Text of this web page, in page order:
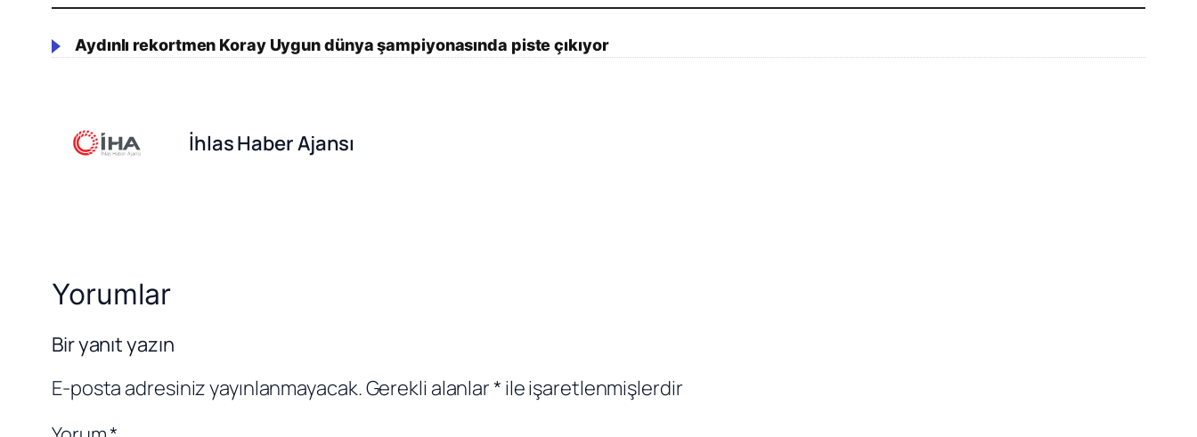
Aydınlı rekortmen Koray Uygun dünya şampiyonasında piste çıkıyor
İhlas Haber Ajansı
Yorumlar
Bir yanıt yazın
E-posta adresiniz yayınlanmayacak.Gerekli alanlar* ile işaretlenmişlerdir